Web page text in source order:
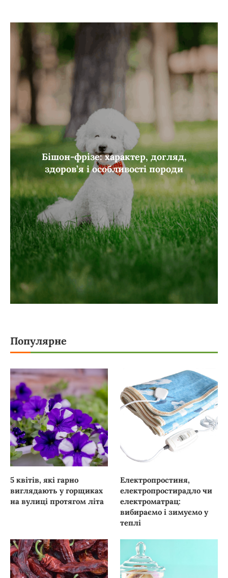
Бішон-фрізе: характер, догляд,
здоров’я і особливості породи
Популярне
5 квітів, які гарно
виглядають у горщиках
на вулиці протягом літа
Електропростиня,
електропростирадло чи
електроматрац:
вибираємо і зимуємо у
теплі